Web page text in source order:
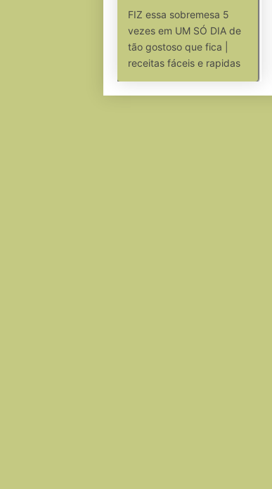
FIZ essa sobremesa 5
vezes em UM SÓ DIA de
tão gostoso que fica |
receitas fáceis e rapidas